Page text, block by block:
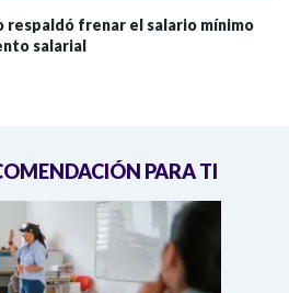
respaldó frenar el salario mínimo
salarial
PARA TI